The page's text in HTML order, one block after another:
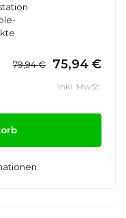
79,94 € 75,94 €
Inkl. MwSt.